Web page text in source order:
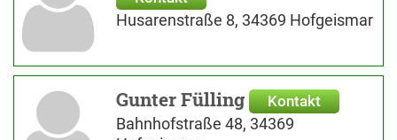
Husarenstraße 8, 34369 Hofgeismar
Gunter Fülling Kontakt
Bahnhofstraße 48, 34369